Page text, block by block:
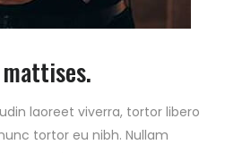
laoreet viverra, tortor libero
tortor eu nibh. Nullam